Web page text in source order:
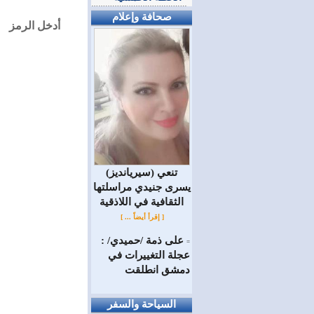
أدخل الرمز
صحافة وإعلام
(سيريانديز) تنعي
يسرى جنيدي مراسلتها
الثقافية في اللاذقية
[ إقرأ أيضاً ... ]
= على ذمة /حميدي/ :
عجلة التغييرات في
دمشق انطلقت
السياحة والسفر